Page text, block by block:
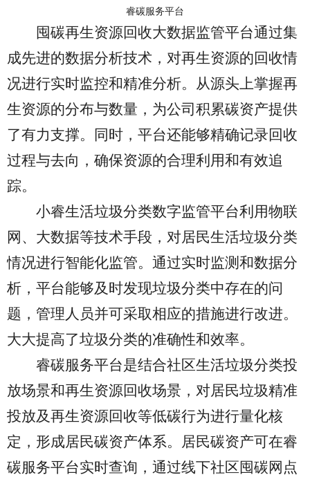
睿碳服务平台
囤碳再生资源回收大数据监管平台通过集
成先进的数据分析技术，对再生资源的回收情
况进行实时监控和精准分析。从源头上掌握再
生资源的分布与数量，为公司积累碳资产提供
了有力支撑。同时，平台还能够精确记录回收
过程与去向，确保资源的合理利用和有效追
踪。
小睿生活垃圾分类数字监管平台利用物联
网、大数据等技术手段，对居民生活垃圾分类
情况进行智能化监管。通过实时监测和数据分
析，平台能够及时发现垃圾分类中存在的问
题，管理人员并可采取相应的措施进行改进。
大大提高了垃圾分类的准确性和效率。
睿碳服务平台是结合社区生活垃圾分类投
放场景和再生资源回收场景，对居民垃圾精准
投放及再生资源回收等低碳行为进行量化核
定，形成居民碳资产体系。居民碳资产可在睿
碳服务平台实时查询，通过线下社区囤碳网点